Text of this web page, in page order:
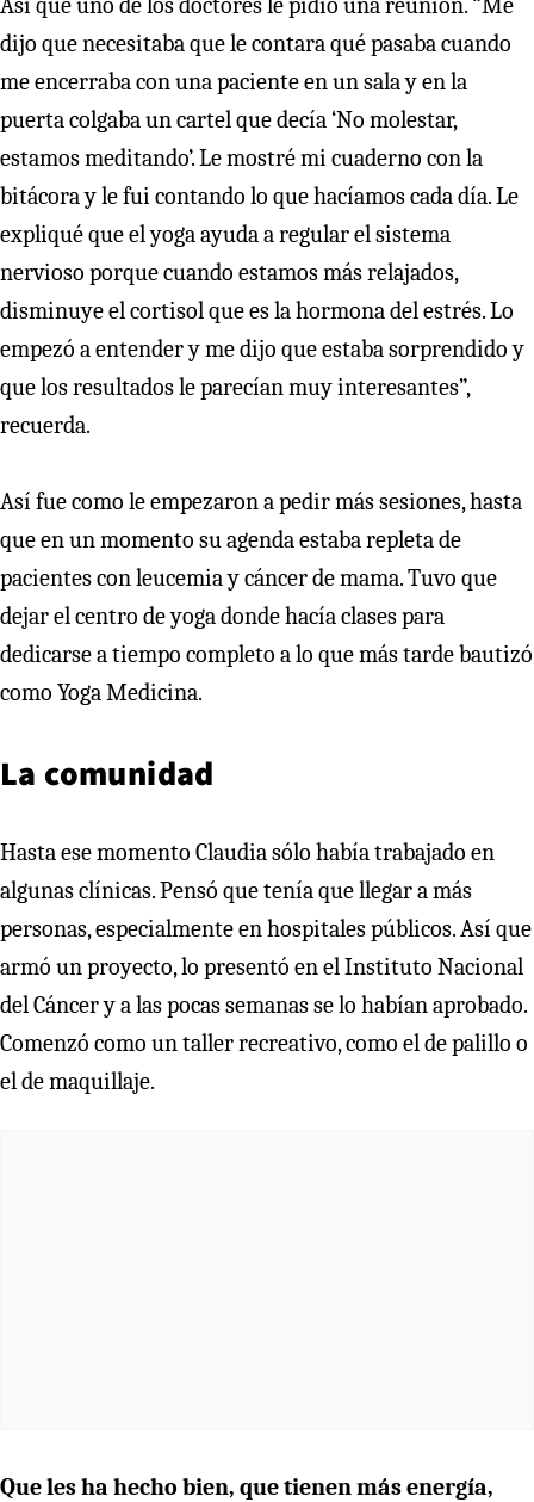
dijo que necesitaba que le contara qué pasaba cuando
me encerraba con una paciente en un sala y en la
puerta colgaba un cartel que decía ‘No molestar,
estamos meditando’. Le mostré mi cuaderno con la
bitácora y le fui contando lo que hacíamos cada día. Le
expliqué que el yoga ayuda a regular el sistema
nervioso porque cuando estamos más relajados,
disminuye el cortisol que es la hormona del estrés. Lo
empezó a entender y me dijo que estaba sorprendido y
que los resultados le parecían muy interesantes”,
recuerda.
Así fue como le empezaron a pedir más sesiones, hasta
que en un momento su agenda estaba repleta de
pacientes con leucemia y cáncer de mama. Tuvo que
dejar el centro de yoga donde hacía clases para
dedicarse a tiempo completo a lo que más tarde bautizó
como Yoga Medicina.
La comunidad
Hasta ese momento Claudia sólo había trabajado en
algunas clínicas. Pensó que tenía que llegar a más
personas, especialmente en hospitales públicos. Así que
armó un proyecto, lo presentó en el Instituto Nacional
del Cáncer y a las pocas semanas se lo habían aprobado.
Comenzó como un taller recreativo, como el de palillo o
el de maquillaje.
Que les ha hecho bien, que tienen más energía,